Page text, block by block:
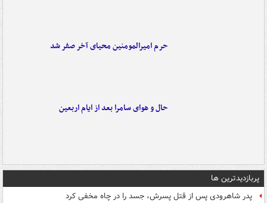
حرم امیرالمومنین محیای آخر صفر شد
حال و هوای سامرا بعد از ایام اربعین
پربازدیدترین ها
پدر شاهرودی پس از قتل پسرش، جسد را در چاه مخفی کرد